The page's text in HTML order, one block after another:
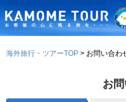
海外旅行・ツアーTOP お問い合わ
お